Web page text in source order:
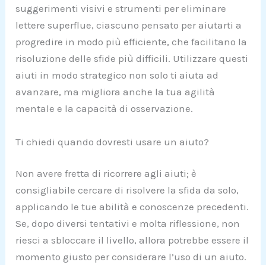
suggerimenti visivi e strumenti per eliminare
lettere superflue, ciascuno pensato per aiutarti a
progredire in modo più efficiente, che facilitano la
risoluzione delle sfide più difficili. Utilizzare questi
aiuti in modo strategico non solo ti aiuta ad
avanzare, ma migliora anche la tua agilità
mentale e la capacità di osservazione.
Ti chiedi quando dovresti usare un aiuto?
Non avere fretta di ricorrere agli aiuti; è
consigliabile cercare di risolvere la sfida da solo,
applicando le tue abilità e conoscenze precedenti.
Se, dopo diversi tentativi e molta riflessione, non
riesci a sbloccare il livello, allora potrebbe essere il
momento giusto per considerare l’uso di un aiuto.